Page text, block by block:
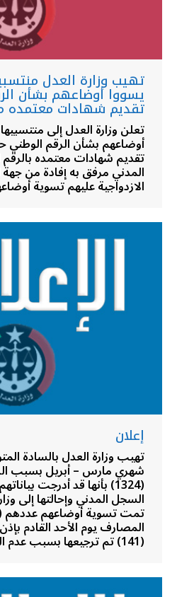
تهيب وزارة العدل
يسووا أوضاعهم بشأن
تقديم شهادات معتمده
تعلن وزارة العدل إلى
أوضاعهم بشأن الرقم الوطني
تقديم شهادات معتمده
المدني مرفق به إفادة من
الازدواجية عليهم تسوية
إعلان
تهيب وزارة العدل بالسادة
شهري مارس – أبريل بسبب
(1324) بأنها قد أدرجت
السجل المدني وإحالتها إلى
المصارف يوم الأحد القادم
(141) تم ترجيعها بسبب عدم التطابق…